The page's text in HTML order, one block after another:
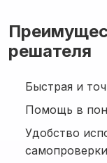
решателя
Быстрая и
Помощь в
Удобство